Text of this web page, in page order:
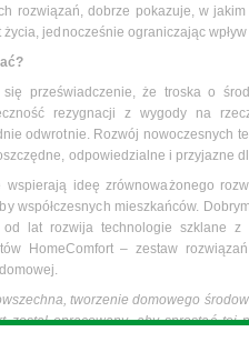
rozwiązań, dobrze pokazuje, w
jednocześnie ograniczając
się przeświadczenie, że troska o
rezygnacji z wygody na
odwrotnie. Rozwój nowoczesnych
odpowiedzialne i przyjazne
ideę zrównoważonego
współczesnych mieszkańców.
od lat rozwija technologie szklane
HomeComfort – zestaw
tworzenie domowego
został opracowany, aby sprostać tej
i robocze są bardziej komfortowe,